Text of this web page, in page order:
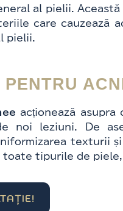
al pielii.
care cauzează
pielii.
acționează asupra
noi leziuni. De
texturii
tipurile de